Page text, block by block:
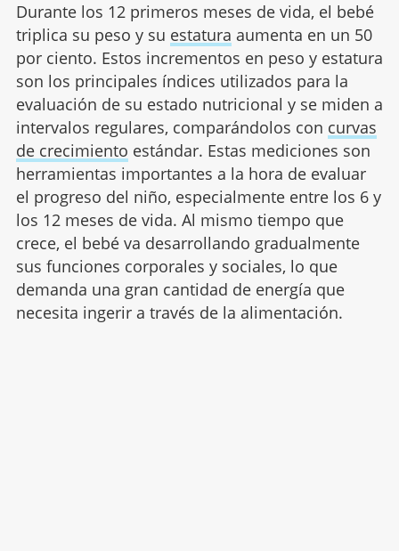
Durante los 12 primeros meses de vida, el bebé
triplica su peso y su estatura aumenta en un 50
por ciento. Estos incrementos en peso y estatura
son los principales índices utilizados para la
evaluación de su estado nutricional y se miden a
intervalos regulares, comparándolos con curvas
de crecimiento estándar. Estas mediciones son
herramientas importantes a la hora de evaluar
el progreso del niño, especialmente entre los 6 y
los 12 meses de vida. Al mismo tiempo que
crece, el bebé va desarrollando gradualmente
sus funciones corporales y sociales, lo que
demanda una gran cantidad de energía que
necesita ingerir a través de la alimentación.